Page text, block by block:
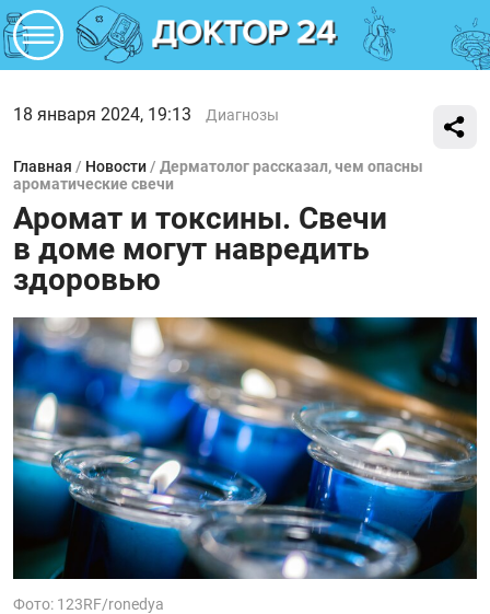
18 января 2024, 19:13 Диагнозы
Главная / Новости / Дерматолог рассказал, чем опасны
ароматические свечи
Аромат и токсины. Свечи
в доме могут навредить
здоровью
Фото: 123RF/ronedya